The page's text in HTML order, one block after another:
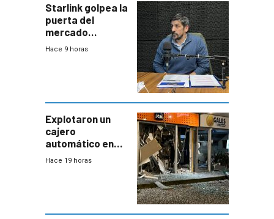
Starlink golpea la
puerta del
mercado
uruguayo y Antel
con mayor
miedo”
Hace 9 horas
Explotaron un
cajero
automático en
Parque Miramar;
Hace 19 horas